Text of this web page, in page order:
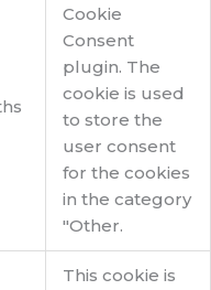
Cookie
Consent
plugin. The
cookie is used
to store the
user consent
for the cookies
in the category
"Other.
This cookie is